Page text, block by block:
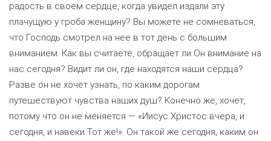
радость в своем сердце, когда увидел издали эту
плачущую у гроба женщину? Вы можете не сомневаться,
что Господь смотрел на нее в тот день с большим
вниманием. Как вы считаете, обращает ли Он внимание на
нас сегодня? Видит ли он, где находятся наши сердца?
Разве он не хочет узнать, по каким дорогам
путешествуют чувства наших душ? Конечно же, хочет,
потому что он не меняется — «Иисус Христос вчера, и
сегодня, и навеки Тот же!». Он такой же сегодня, каким он